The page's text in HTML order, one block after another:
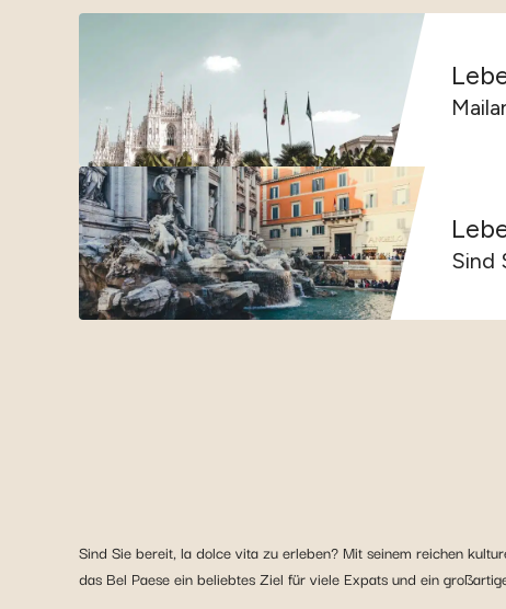
Sind
Sind Sie bereit, la dolce vita zu erleben? Mit seinem reichen
das Bel Paese ein beliebtes Ziel für viele Expats und ein